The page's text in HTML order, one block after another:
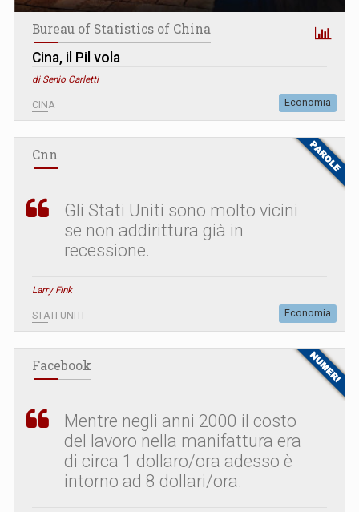
Bureau of Statistics of China
Cina, il Pil vola
di Senio Carletti
CINA Economia
Cnn
Gli Stati Uniti sono molto vicini
se non addirittura già in
recessione.
Larry Fink
STATI UNITI Economia
Facebook
Mentre negli anni 2000 il costo
del lavoro nella manifattura era
di circa 1 dollaro/ora adesso è
intorno ad 8 dollari/ora.